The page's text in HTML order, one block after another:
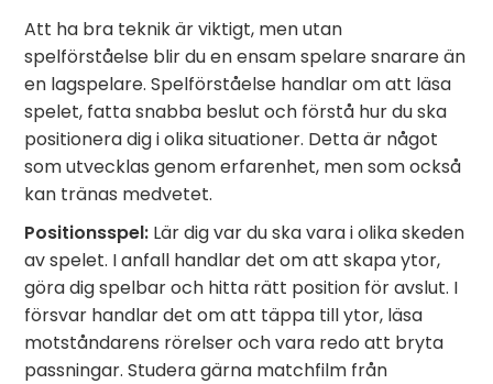
Att ha bra teknik är viktigt, men utan
spelförståelse blir du en ensam spelare snarare än
en lagspelare. Spelförståelse handlar om att läsa
spelet, fatta snabba beslut och förstå hur du ska
positionera dig i olika situationer. Detta är något
som utvecklas genom erfarenhet, men som också
kan tränas medvetet.
Positionsspel: Lär dig var du ska vara i olika skeden
av spelet. I anfall handlar det om att skapa ytor,
göra dig spelbar och hitta rätt position för avslut. I
försvar handlar det om att täppa till ytor, läsa
motståndarens rörelser och vara redo att bryta
passningar. Studera gärna matchfilm från